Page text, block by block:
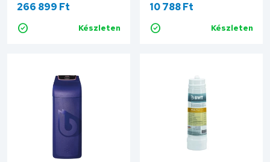
266 899 Ft
Készleten
Kosárba
10 788 Ft
Készleten
Kosárba